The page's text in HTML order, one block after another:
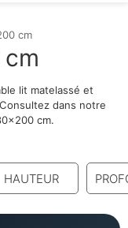
cm
lit matelassé et
dans notre
cm.
HAUTEUR